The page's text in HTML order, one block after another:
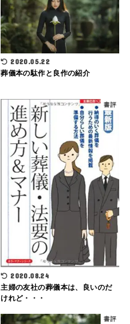
2020.05.22
葬儀本の駄作と良作の紹介
書評
2020.08.24
主婦の友社の葬儀本は、良いのだ
けれど・・・
書評